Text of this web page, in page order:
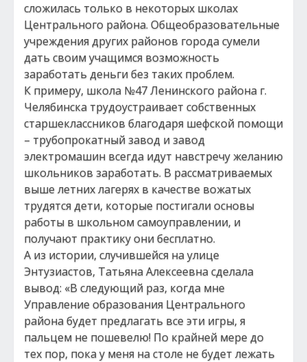
сложилась только в некоторых школах
Центрального района. Общеобразовательные
учреждения других районов города сумели
дать своим учащимся возможность
заработать деньги без таких проблем.
К примеру, школа №47 Ленинского района г.
Челябинска трудоустраивает собственных
старшеклассников благодаря шефской помощи
– трубопрокатный завод и завод
электромашин всегда идут навстречу желанию
школьников заработать. В рассматриваемых
выше летних лагерях в качестве вожатых
трудятся дети, которые постигали основы
работы в школьном самоуправлении, и
получают практику они бесплатно.
А из истории, случившейся на улице
Энтузиастов, Татьяна Алексеевна сделала
вывод: «В следующий раз, когда мне
Управление образования Центрального
района будет предлагать все эти игры, я
пальцем не пошевелю! По крайней мере до
тех пор, пока у меня на столе не будет лежать